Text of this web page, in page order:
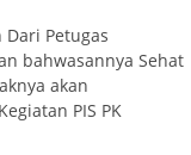
Petugas
bahwasannya Sehat
akan
PIS PK